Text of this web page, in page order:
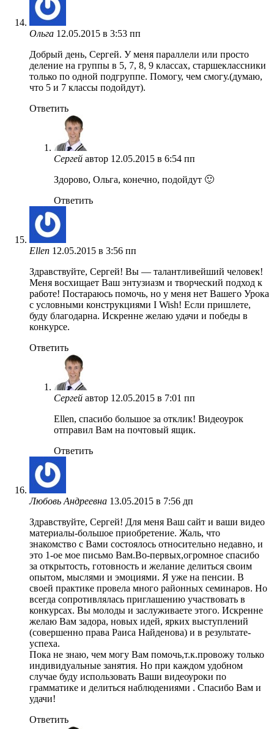
Ольга 12.05.2015 в 3:53 пп
Добрый день, Сергей. У меня параллели или просто
деление на группы в 5, 7, 8, 9 классах, старшеклассники
только по одной подгруппе. Помогу, чем смогу.(думаю,
что 5 и 7 классы подойдут).
Ответить
Сергей автор 12.05.2015 в 6:54 пп
Здорово, Ольга, конечно, подойдут 🙂
Ответить
Ellen 12.05.2015 в 3:56 пп
Здравствуйте, Сергей! Вы — талантливейший человек!
Меня восхищает Ваш энтузиазм и творческий подход к
работе! Постараюсь помочь, но у меня нет Вашего Урока
с условными конструкциями I Wish! Если пришлете,
буду благодарна. Искренне желаю удачи и победы в
конкурсе.
Ответить
Сергей автор 12.05.2015 в 7:01 пп
Ellen, спасибо большое за отклик! Видеоурок
отправил Вам на почтовый ящик.
Ответить
Любовь Андреевна 13.05.2015 в 7:56 дп
Здравствуйте, Сергей! Для меня Ваш сайт и ваши видео
материалы-большое приобретение. Жаль, что
знакомство с Вами состоялось относительно недавно, и
это 1-ое мое письмо Вам.Во-первых,огромное спасибо
за открытость, готовность и желание делиться своим
опытом, мыслями и эмоциями. Я уже на пенсии. В
своей практике провела много районных семинаров. Но
всегда сопротивлялась приглашению участвовать в
конкурсах. Вы молоды и заслуживаете этого. Искренне
желаю Вам задора, новых идей, ярких выступлений
(совершенно права Раиса Найденова) и в результате-
успеха.
Пока не знаю, чем могу Вам помочь,т.к.провожу только
индивидуальные занятия. Но при каждом удобном
случае буду использовать Ваши видеоуроки по
грамматике и делиться наблюдениями . Спасибо Вам и
удачи!
Ответить